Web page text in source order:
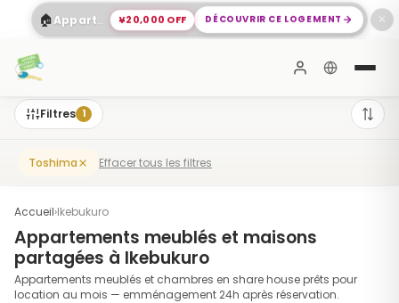
🏠 Appartement Spacieux 2 Chambres à Shinagawa ¥20,000 OFF DÉCOUVRIR CE LOGEMENT ✕
Filtres 1
Toshima Effacer tous les filtres
Accueil›Ikebukuro
Appartements meublés et maisons
partagées à Ikebukuro
Appartements meublés et chambres en share house prêts pour
location au mois — emménagement 24h après réservation.